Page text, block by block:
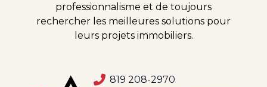
professionnalisme et de toujours
rechercher les meilleures solutions pour
leurs projets immobiliers.
819 208-2970